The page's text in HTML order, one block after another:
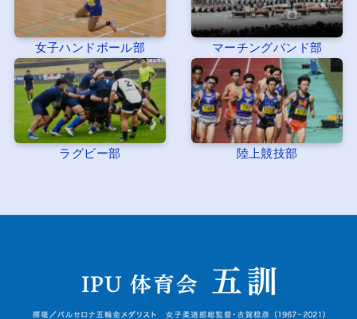
女子ハンドボール部 マーチングバンド部
ラグビー部 陸上競技部